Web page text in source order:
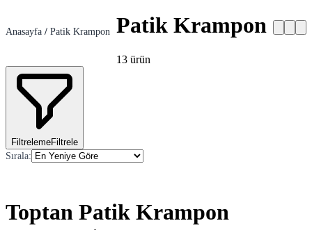
Anasayfa / Patik Krampon Patik Krampon
13 ürün
FiltrelemeFiltrele
Sırala:
Toptan Patik Krampon